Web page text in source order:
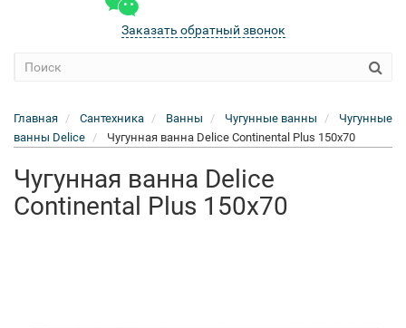
Заказать обратный звонок
Главная Сантехника Ванны Чугунные ванны
Чугунные
ванны Delice
Чугунная ванна Delice Continental Plus 150x70
Чугунная ванна Delice
Continental Plus 150x70